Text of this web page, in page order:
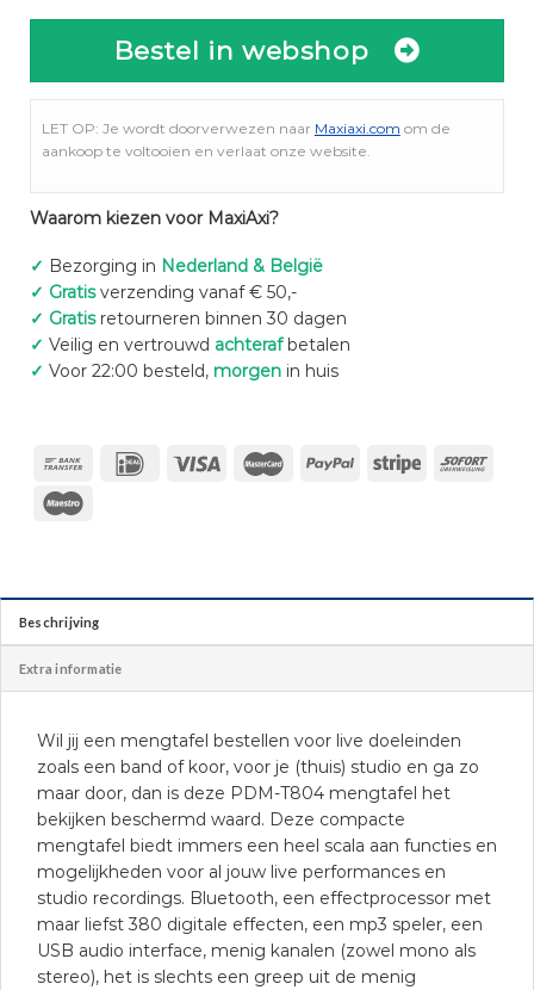
Bestel in webshop
LET OP: Je wordt doorverwezen naar Maxiaxi.com om de
aankoop te voltooien en verlaat onze website.
Waarom kiezen voor MaxiAxi?
✓ Bezorging in Nederland & België
✓ Gratisverzending vanaf € 50,-
✓ Gratisretourneren binnen 30 dagen
✓ Veilig en vertrouwd achterafbetalen
✓ Voor 22:00 besteld, morgenin huis
Beschrijving
Extra informatie
Wil jij een mengtafel bestellen voor live doeleinden
zoals een band of koor, voor je (thuis) studio en ga zo
maar door, dan is deze PDM-T804 mengtafel het
bekijken beschermd waard. Deze compacte
mengtafel biedt immers een heel scala aan functies en
mogelijkheden voor al jouw live performances en
studio recordings. Bluetooth, een effectprocessor met
maar liefst 380 digitale effecten, een mp3 speler, een
USB audio interface, menig kanalen (zowel mono als
stereo), het is slechts een greep uit de menig